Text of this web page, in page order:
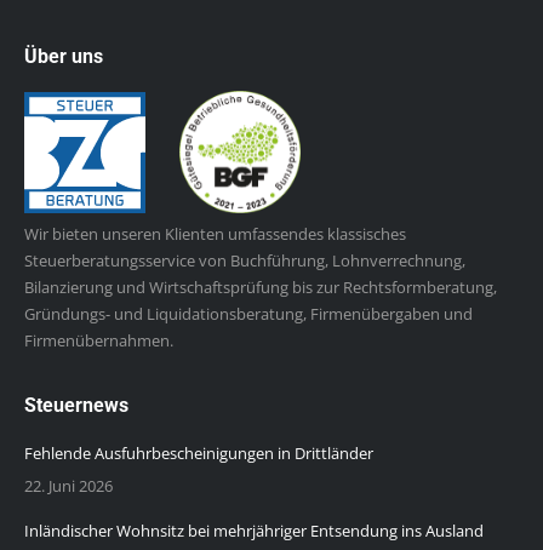
Über uns
Wir bieten unseren Klienten umfassendes klassisches
Steuerberatungsservice von Buchführung, Lohnverrechnung,
Bilanzierung und Wirtschaftsprüfung bis zur Rechtsformberatung,
Gründungs- und Liquidationsberatung, Firmenübergaben und
Firmenübernahmen.
Steuernews
Fehlende Ausfuhrbescheinigungen in Drittländer
22. Juni 2026
Inländischer Wohnsitz bei mehrjähriger Entsendung ins Ausland